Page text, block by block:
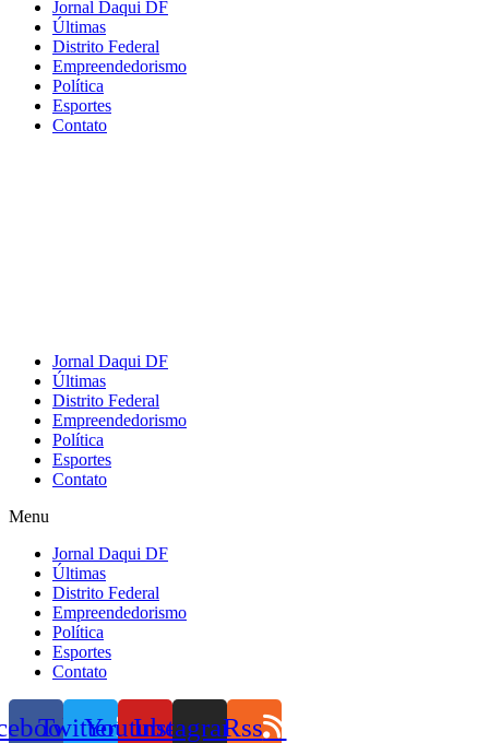
Jornal Daqui DF
Últimas
Distrito Federal
Empreendedorismo
Política
Esportes
Contato
Jornal Daqui DF
Últimas
Distrito Federal
Empreendedorismo
Política
Esportes
Contato
Menu
Jornal Daqui DF
Últimas
Distrito Federal
Empreendedorismo
Política
Esportes
Contato
TwitterYoutubeInstagramRss